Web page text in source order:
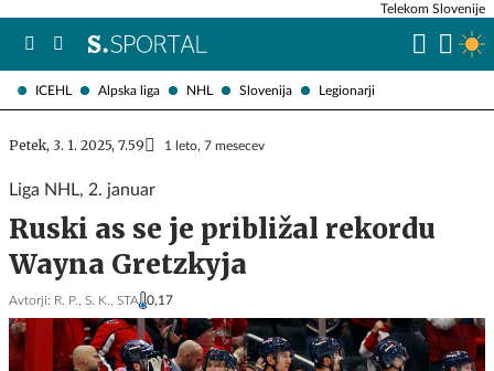
ICEHL Alpska liga NHL Slovenija Legionarji
Telekom Slovenije
Petek, 3. 1. 2025, 7.59 1 leto, 7 mesecev
Liga NHL, 2. januar
Ruski as se je približal rekordu
Wayna Gretzkyja
Avtorji: R. P., S. K., STA 0,17